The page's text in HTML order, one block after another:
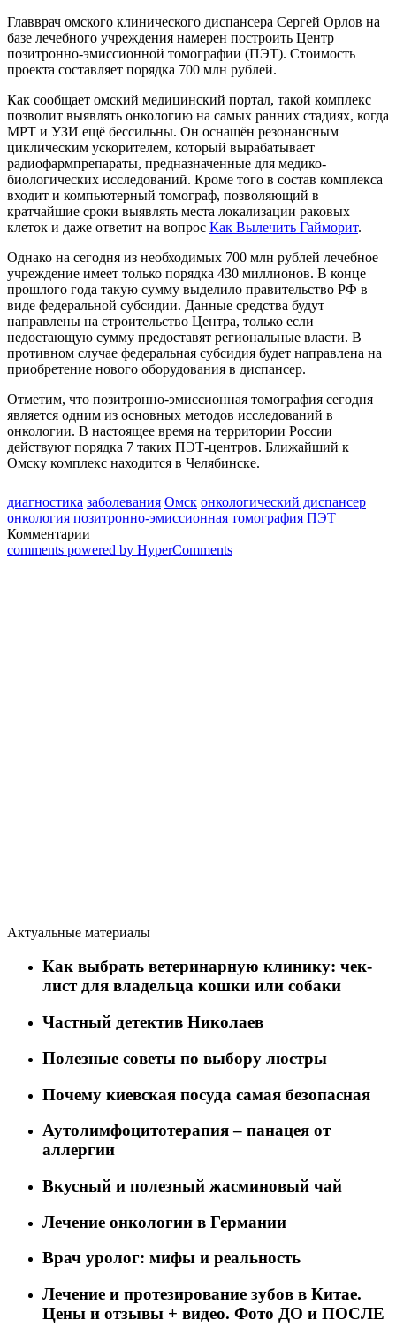
Главврач омского клинического диспансера Сергей Орлов на
базе лечебного учреждения намерен построить Центр
позитронно-эмиссионной томографии (ПЭТ). Стоимость
проекта составляет порядка 700 млн рублей.
Как сообщает омский медицинский портал, такой комплекс
позволит выявлять онкологию на самых ранних стадиях, когда
МРТ и УЗИ ещё бессильны. Он оснащён резонансным
циклическим ускорителем, который вырабатывает
радиофармпрепараты, предназначенные для медико-
биологических исследований. Кроме того в состав комплекса
входит и компьютерный томограф, позволяющий в
кратчайшие сроки выявлять места локализации раковых
клеток и даже ответит на вопрос Как Вылечить Гайморит.
Однако на сегодня из необходимых 700 млн рублей лечебное
учреждение имеет только порядка 430 миллионов. В конце
прошлого года такую сумму выделило правительство РФ в
виде федеральной субсидии. Данные средства будут
направлены на строительство Центра, только если
недостающую сумму предоставят региональные власти. В
противном случае федеральная субсидия будет направлена на
приобретение нового оборудования в диспансер.
Отметим, что позитронно-эмиссионная томография сегодня
является одним из основных методов исследований в
онкологии. В настоящее время на территории России
действуют порядка 7 таких ПЭТ-центров. Ближайший к
Омску комплекс находится в Челябинске.
диагностика заболевания Омск онкологический диспансер
онкология позитронно-эмиссионная томография ПЭТ
Комментарии
comments powered by HyperComments
Актуальные материалы
Как выбрать ветеринарную клинику: чек-
лист для владельца кошки или собаки
Частный детектив Николаев
Полезные советы по выбору люстры
Почему киевская посуда самая безопасная
Аутолимфоцитотерапия – панацея от
аллергии
Вкусный и полезный жасминовый чай
Лечение онкологии в Германии
Врач уролог: мифы и реальность
Лечение и протезирование зубов в Китае.
Цены и отзывы + видео. Фото ДО и ПОСЛЕ